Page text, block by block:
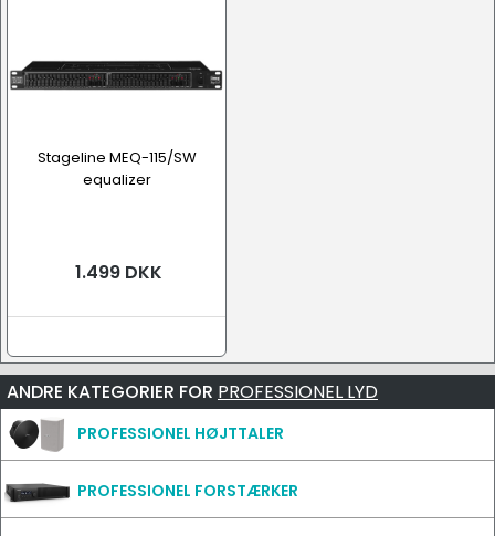
Stageline MEQ-115/SW
equalizer
1.499 DKK
ANDRE KATEGORIER FOR PROFESSIONEL LYD
PROFESSIONEL HØJTTALER
PROFESSIONEL FORSTÆRKER